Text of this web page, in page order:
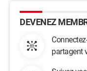
DEVENEZ
partagent